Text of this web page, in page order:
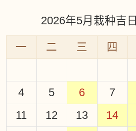
2026年5月栽种吉日
一 二 三 四
4
5 6 7
11
12 13 14